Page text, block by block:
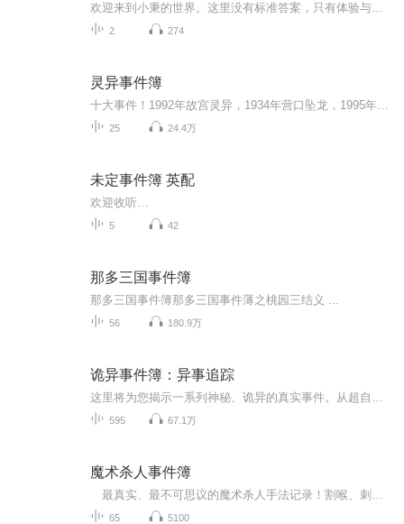
2 274
灵异事件簿
25 24.4万
未定事件簿 英配
欢迎收听…
5 42
那多三国事件簿
那多三国事件簿那多三国事件薄之桃园三结义 ...
56 180.9万
诡异事件簿：异事追踪
595 67.1万
魔术杀人事件簿
65 5100